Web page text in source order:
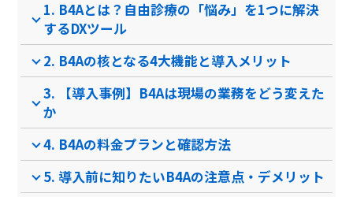
予約機能
サービス資料
Medicom クラウドカル
テ
クラウド診療支援システ
ムCLINIC…
1. B4Aとは？自由診療の「悩み」を1つに解決
するDXツール
2. B4Aの核となる4大機能と導入メリット
3. 【導入事例】B4Aは現場の業務をどう変えた
か
4. B4Aの料金プランと確認方法
5. 導入前に知りたいB4Aの注意点・デメリット